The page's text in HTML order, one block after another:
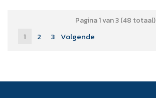
Pagina 1 van 3 (48 totaal)
1 2 3 Volgende